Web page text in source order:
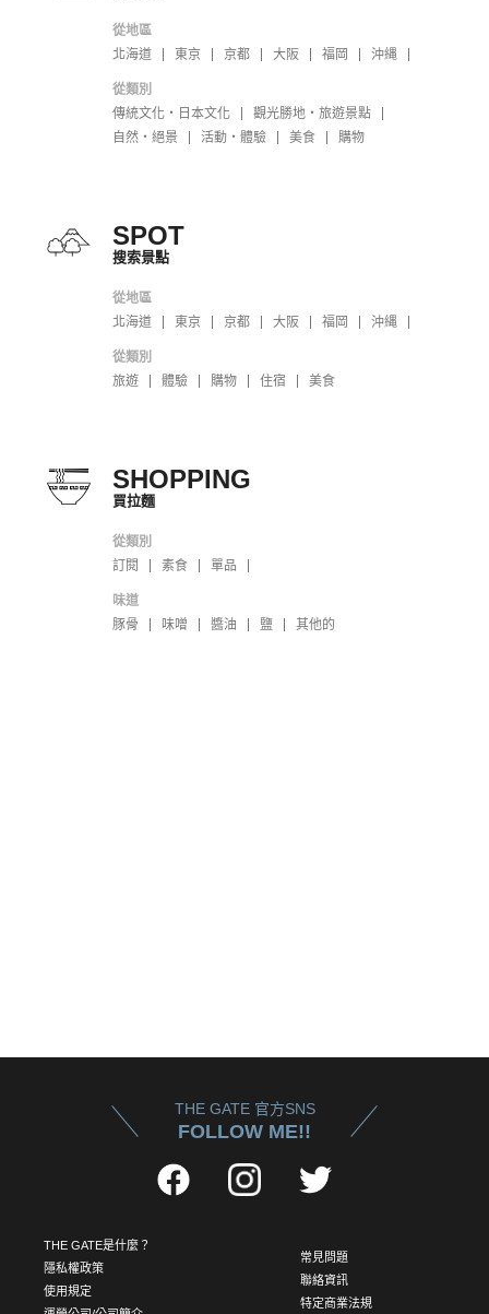
從地區
北海道
東京 京都 大阪 福岡 沖縄
從類別
傳統文化・日本文化
觀光勝地・旅遊景點
自然・絕景
活動・體驗 美食 購物
SPOT
搜索景點
從地區
北海道
東京 京都 大阪 福岡 沖縄
從類別
旅遊
體驗 購物 住宿 美食
SHOPPING
買拉麵
從類別
訂閱
素食 單品
味道
豚骨
味噌 醬油 鹽 其他的
THE GATE 官方SNS
FOLLOW ME!!
THE GATE是什麼？
隱私權政策
使用規定
常見問題
聯絡資訊
特定商業法規